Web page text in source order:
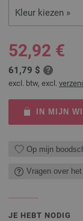
Kleur kiezen »
52,92 €
61,79 $
excl. btw, excl.
IN MIJN
Op mijn
Vragen over
JE HEBT NODIG